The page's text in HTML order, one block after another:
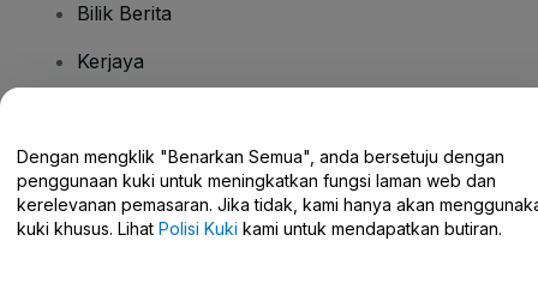
Bilik Berita
Kerjaya
Pusat Bantuan / Hubungi Kami
Dengan mengklik "Benarkan Semua", anda bersetuju dengan
penggunaan kuki untuk meningkatkan fungsi laman web dan
kerelevanan pemasaran. Jika tidak, kami hanya akan
kuki khusus. Lihat Polisi Kuki kami untuk mendapatkan butiran.